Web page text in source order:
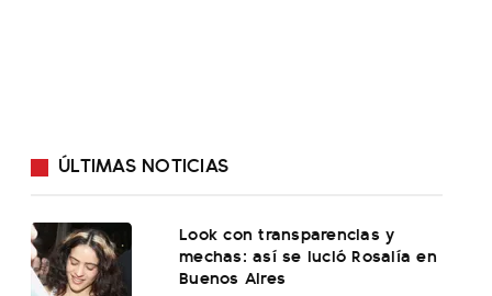
ÚLTIMAS NOTICIAS
Look con transparencias y
mechas: así se lució Rosalía en
Buenos Aires